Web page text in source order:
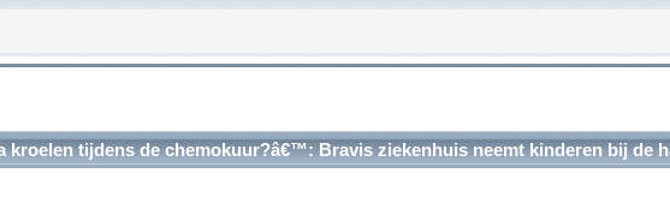
kroelen tijdens de chemokuur?â€™: Bravis ziekenhuis neemt kinderen bij de